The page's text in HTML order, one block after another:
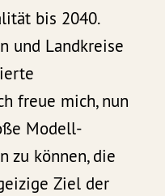
bis 2040.
und Landkreise
freue mich, nun
Modell-
zu können, die
Ziel der